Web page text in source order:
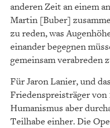
anderen Zeit an einem
Martin [Buber]
zu reden, was
einander begegnen
gemeinsam verabreden
Für Jaron Lanier, und
Friedenspreisträger von
Humanismus aber
Teilhabe einher. Die